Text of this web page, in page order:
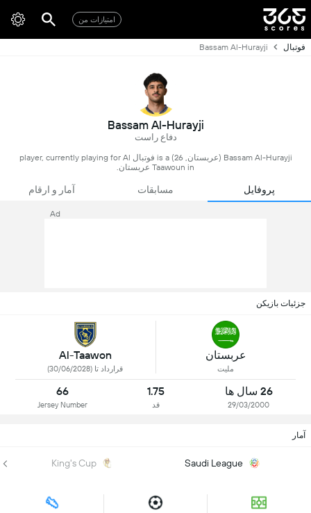
امتیازات من
فوتبال Bassam Al-Hurayji
Bassam Al-Hurayji
دفاع راست
Bassam Al-Hurayji (عربستان, 26) is a فوتبال player, currently playing for Al
Taawoun in عربستان.
پروفایل مسابقات آمار و ارقام
Ad
جزئیات بازیکن
عربستان
ملیت
Al-Taawon
قرارداد تا (30/06/2028)
26 سال ها
29/03/2000
1.75
قد
66
Jersey Number
آمار
Saudi League
King's Cup